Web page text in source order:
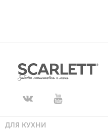
ДЛЯ КУХНИ